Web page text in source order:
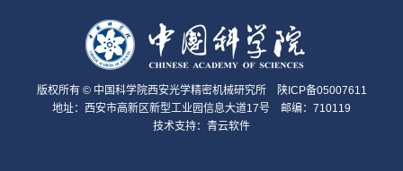
版权所有 © 中国科学院西安光学精密机械研究所 陕ICP备05007611
地址：西安市高新区新型工业园信息大道17号 邮编：710119
技术支持： 青云软件